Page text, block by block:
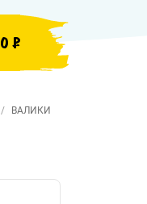
0 ₽
ВАЛИКИ